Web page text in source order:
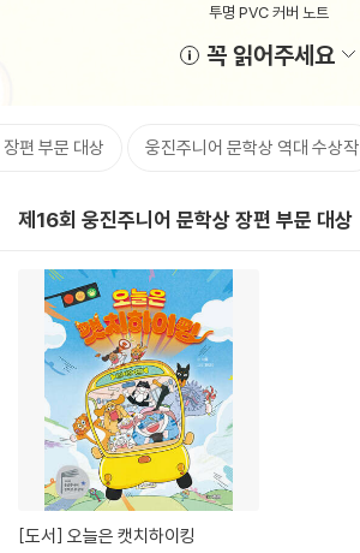
투명 PVC 커버 노트
꼭 읽어주세요
편 부문 대상 웅진주니어 문학상 역대 수상작
제16회 웅진주니어 문학상 장편 부문 대상
[도서] 오늘은 캣치하이킹